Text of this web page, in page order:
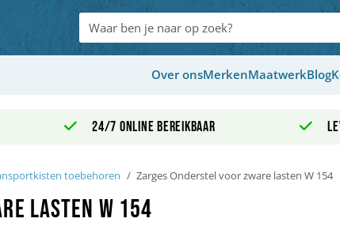
Over onsMerkenMaatwerkBlog
24/7 online bereikbaar
toebehoren Zarges Onderstel voor zware lasten W 154
lasten W 154